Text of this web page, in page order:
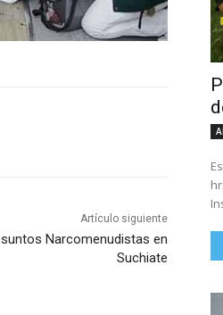
Artículo siguiente
Narcomenudistas en
Suchiate
hrs. Se parte del 43